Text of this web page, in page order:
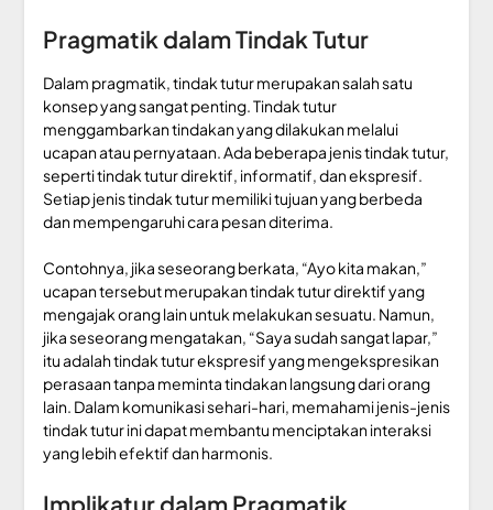
Pragmatik dalam Tindak Tutur
Dalam pragmatik, tindak tutur merupakan salah satu
konsep yang sangat penting. Tindak tutur
menggambarkan tindakan yang dilakukan melalui
ucapan atau pernyataan. Ada beberapa jenis tindak tutur,
seperti tindak tutur direktif, informatif, dan ekspresif.
Setiap jenis tindak tutur memiliki tujuan yang berbeda
dan mempengaruhi cara pesan diterima.
Contohnya, jika seseorang berkata, “Ayo kita makan,”
ucapan tersebut merupakan tindak tutur direktif yang
mengajak orang lain untuk melakukan sesuatu. Namun,
jika seseorang mengatakan, “Saya sudah sangat lapar,”
itu adalah tindak tutur ekspresif yang mengekspresikan
perasaan tanpa meminta tindakan langsung dari orang
lain. Dalam komunikasi sehari-hari, memahami jenis-jenis
tindak tutur ini dapat membantu menciptakan interaksi
yang lebih efektif dan harmonis.
Implikatur dalam Pragmatik